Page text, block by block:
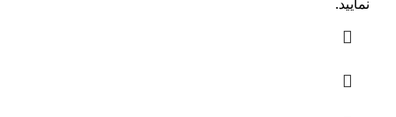
نمایید.